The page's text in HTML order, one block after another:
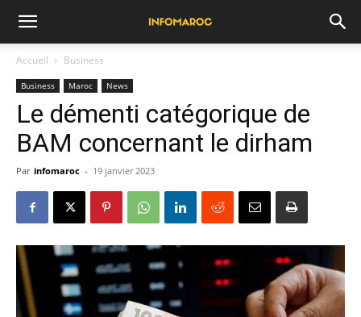
Accueil Business
Business Maroc News
Le démenti catégorique de
BAM concernant le dirham
Par infomaroc - 19 janvier 2023